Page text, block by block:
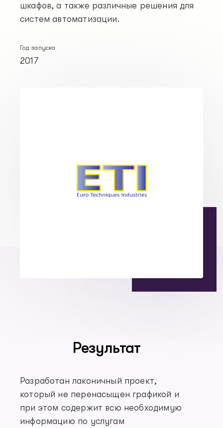
шкафов, а также различные решения для
систем автоматизации.
Год запуска
2017
Результат
Разработан лаконичный проект,
который не перенасыщен графикой и
при этом содержит всю необходимую
информацию по услугам